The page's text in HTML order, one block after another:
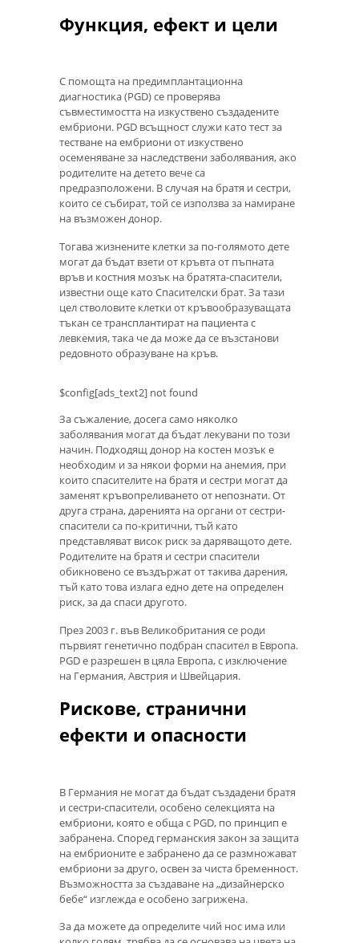
Функция, ефект и цели
С помощта на предимплантационна
диагностика (PGD) се проверява
съвместимостта на изкуствено създадените
ембриони. PGD ​​всъщност служи като тест за
тестване на ембриони от изкуствено
осеменяване за наследствени заболявания, ако
родителите на детето вече са
предразположени. В случая на братя и сестри,
които се събират, той се използва за намиране
на възможен донор.
Тогава жизнените клетки за по-голямото дете
могат да бъдат взети от кръвта от пъпната
връв и костния мозък на братята-спасители,
известни още като Спасителски брат. За тази
цел стволовите клетки от кръвообразуващата
тъкан се трансплантират на пациента с
левкемия, така че да може да се възстанови
редовното образуване на кръв.
$config[ads_text2] not found
За съжаление, досега само няколко
заболявания могат да бъдат лекувани по този
начин. Подходящ донор на костен мозък е
необходим и за някои форми на анемия, при
които спасителите на братя и сестри могат да
заменят кръвопреливането от непознати. От
друга страна, даренията на органи от сестри-
спасители са по-критични, тъй като
представляват висок риск за даряващото дете.
Родителите на братя и сестри спасители
обикновено се въздържат от такива дарения,
тъй като това излага едно дете на определен
риск, за да спаси другото.
През 2003 г. във Великобритания се роди
първият генетично подбран спасител в Европа.
PGD ​​е разрешен в цяла Европа, с изключение
на Германия, Австрия и Швейцария.
Рискове, странични
ефекти и опасности
В Германия не могат да бъдат създадени братя
и сестри-спасители, особено селекцията на
ембриони, която е обща с PGD, по принцип е
забранена. Според германския закон за защита
на ембрионите е забранено да се размножават
ембриони за друго, освен за чиста бременност.
Възможността за създаване на „дизайнерско
бебе“ изглежда е особено загрижена.
За да можете да определите чий нос има или